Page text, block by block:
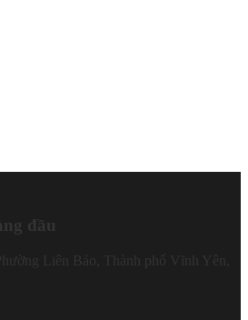
đầu
Liên Bảo, Thành phố Vĩnh Yên,